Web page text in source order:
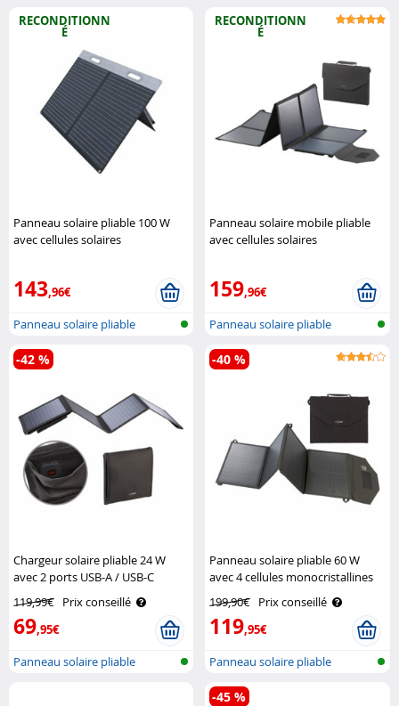
RECONDITIONN
É
Panneau solaire pliable 100 W
avec cellules solaires
143,96€
Panneau solaire pliable
RECONDITIONN
É
Panneau solaire mobile pliable
avec cellules solaires
159,96€
Panneau solaire pliable
Chargeur solaire pliable 24 W
avec 2 ports USB-A / USB-C
119,99€ Prix conseillé
69,95€
-42 %
Panneau solaire pliable
Panneau solaire pliable 60 W
avec 4 cellules monocristallines
199,90€ Prix conseillé
119,95€
-40 %
Panneau solaire pliable
-45 %